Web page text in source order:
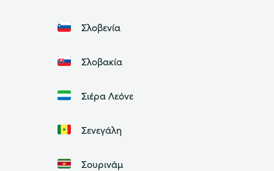
Σλοβενία
Σλοβακία
Σιέρα Λεόνε
Σενεγάλη
Σουρινάμ